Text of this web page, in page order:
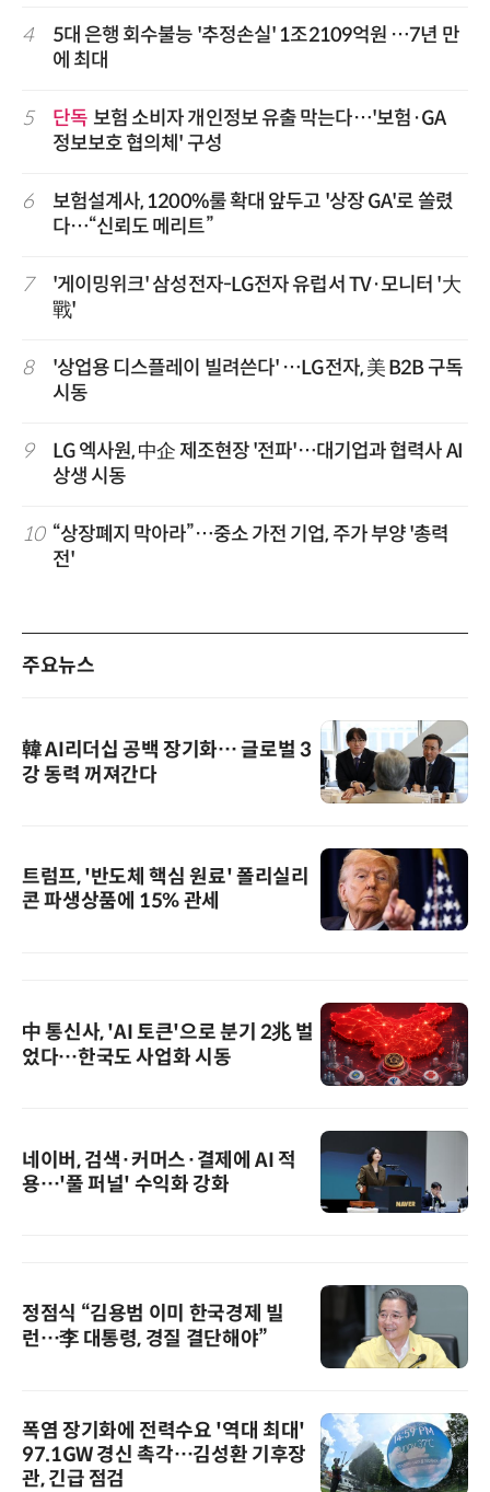
4
5대 은행 회수불능 '추정손실' 1조2109억원 …7년 만
에 최대
5 단독 보험 소비자 개인정보 유출 막는다…'보험·GA
정보보호 협의체' 구성
6
보험설계사, 1200%룰 확대 앞두고 '상장 GA'로 쏠렸
다…“신뢰도 메리트”
7
'게이밍위크' 삼성전자-LG전자 유럽서 TV·모니터 '大
戰'
8
'상업용 디스플레이 빌려쓴다' …LG전자, 美 B2B 구독
시동
9
LG 엑사원, 中企 제조현장 '전파'…대기업과 협력사 AI
상생 시동
10 “상장폐지 막아라”…중소 가전 기업, 주가 부양 '총력
전'
주요뉴스
韓 AI리더십 공백 장기화… 글로벌 3
강 동력 꺼져간다
트럼프, '반도체 핵심 원료' 폴리실리
콘 파생상품에 15% 관세
中 통신사, 'AI 토큰'으로 분기 2兆 벌
었다…한국도 사업화 시동
네이버, 검색·커머스·결제에 AI 적
용…'풀 퍼널' 수익화 강화
정점식 “김용범 이미 한국경제 빌
런…李 대통령, 경질 결단해야”
폭염 장기화에 전력수요 '역대 최대'
97.1GW 경신 촉각…김성환 기후장
관, 긴급 점검